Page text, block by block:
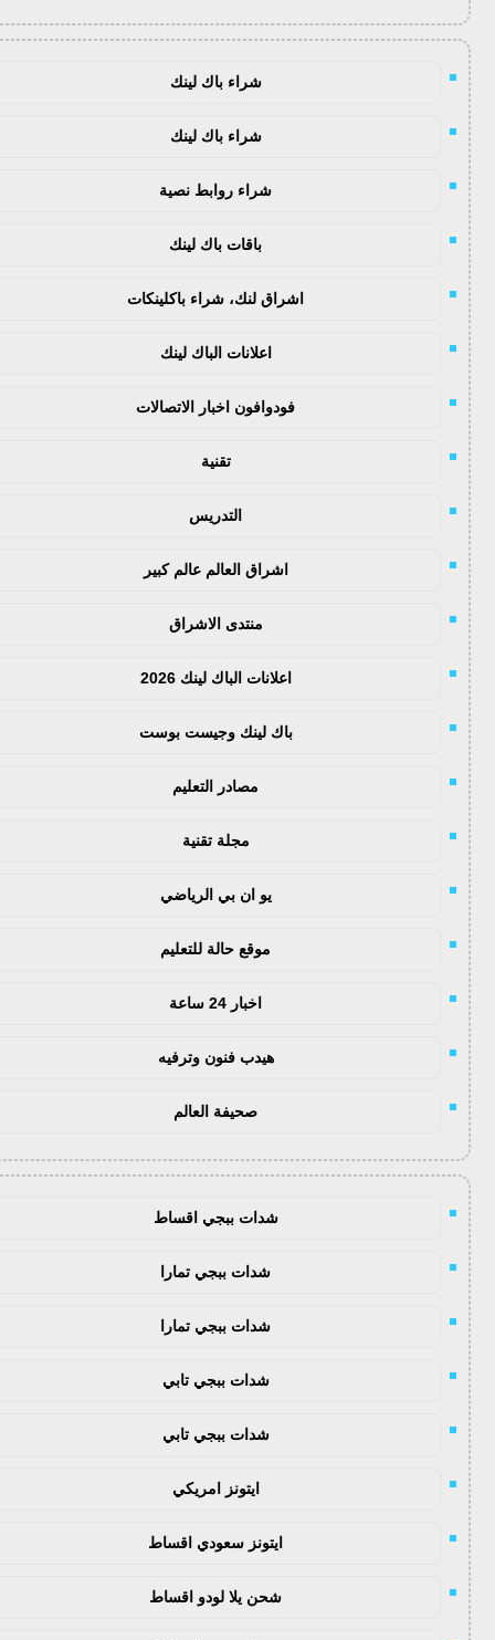
شراء باك لينك
شراء باك لينك
شراء روابط نصية
باقات باك لينك
اشراق لنك، شراء باكلينكات
اعلانات الباك لينك
فودوافون اخبار الاتصالات
تقنية
التدريس
اشراق العالم عالم كبير
منتدى الاشراق
اعلانات الباك لينك 2026
باك لينك وجيست بوست
مصادر التعليم
مجلة تقنية
يو ان بي الرياضي
موقع حالة للتعليم
اخبار 24 ساعة
هيدب فنون وترفيه
صحيفة العالم
شدات ببجي اقساط
شدات ببجي تمارا
شدات ببجي تمارا
شدات ببجي تابي
شدات ببجي تابي
ايتونز امريكي
ايتونز سعودي اقساط
شحن يلا لودو اقساط